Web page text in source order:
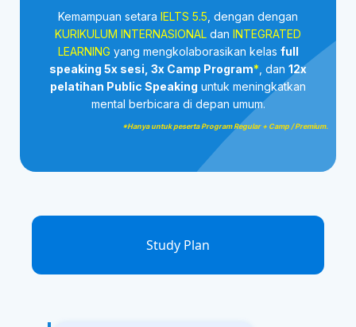
Kemampuan setara IELTS 5.5 , dengan dengan
KURIKULUM INTERNASIONAL dan INTEGRATED
LEARNING yang mengkolaborasikan kelas full
speaking 5x sesi, 3x Camp Program* , dan 12x
pelatihan Public Speaking untuk meningkatkan
mental berbicara di depan umum.
*Hanya untuk peserta Program Regular + Camp / Premium.
Study Plan